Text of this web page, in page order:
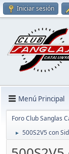
Iniciar sesión
Menú Principal
Foro Club Sanglas
► 500S2V5 con